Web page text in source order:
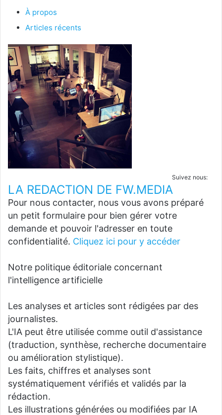
À propos
Articles récents
Suivez nous:
LA REDACTION DE FW.MEDIA
Pour nous contacter, nous vous avons préparé
un petit formulaire pour bien gérer votre
demande et pouvoir l'adresser en toute
confidentialité. Cliquez ici pour y accéder
Notre politique éditoriale concernant
l'intelligence artificielle
Les analyses et articles sont rédigées par des
journalistes.
L'IA peut être utilisée comme outil d'assistance
(traduction, synthèse, recherche documentaire
ou amélioration stylistique).
Les faits, chiffres et analyses sont
systématiquement vérifiés et validés par la
rédaction.
Les illustrations générées ou modifiées par IA